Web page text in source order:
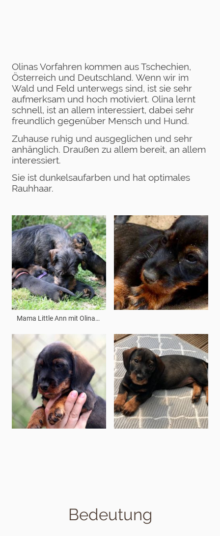
Olinas Vorfahren kommen aus Tschechien,
Österreich und Deutschland. Wenn wir im
Wald und Feld unterwegs sind, ist sie sehr
aufmerksam und hoch motiviert. Olina lernt
schnell, ist an allem interessiert, dabei sehr
freundlich gegenüber Mensch und Hund.
Zuhause ruhig und ausgeglichen und sehr
anhänglich. Draußen zu allem bereit, an allem
interessiert.
Sie ist dunkelsaufarben und hat optimales
Rauhhaar.
Mama Little Ann mit Olinas Geschwistern
Bedeutung